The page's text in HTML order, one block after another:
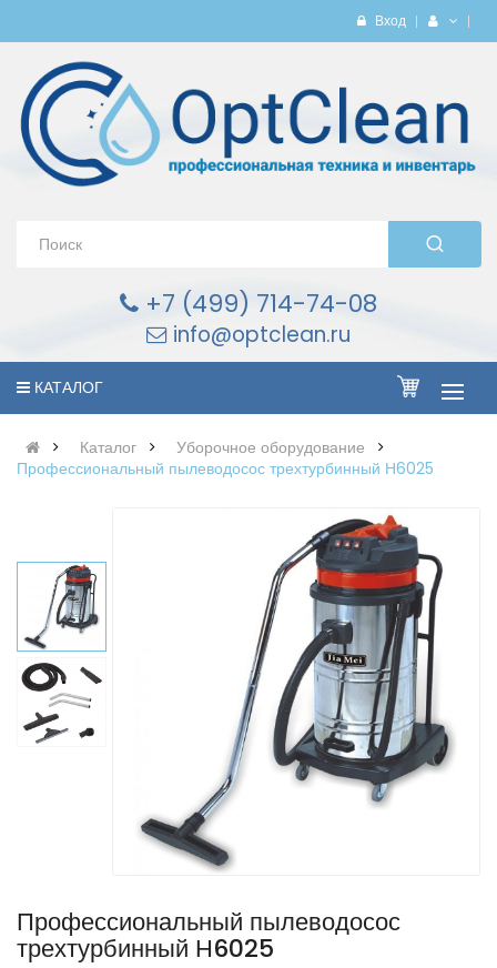
Вход
+7 (499) 714-74-08
info@optclean.ru
КАТАЛОГ
Каталог
Уборочное оборудование
Профессиональный пылеводосос трехтурбинный Н6025
Профессиональный пылеводосос
трехтурбинный Н6025